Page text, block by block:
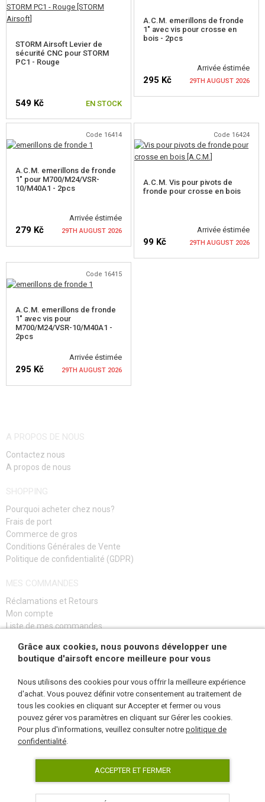
AUTO DÉFENSE, FORMATION, COUTEAUX
OUTDOOR, BUSHCRAFT
ARTICLES PROMOTIONNELS
MARCHANDISES ENDOMMAGÉES ET USAGÉES
NOUVEAUTÉS
PROMOTION
STORM Airsoft Levier de
sécurité CNC pour STORM
PC1 - Rouge
549 Kč EN STOCK
A.C.M. emerillons de fronde
1" avec vis pour crosse en
bois - 2pcs
Arrivée éstimée
295 Kč 29TH AUGUST 2026
VÉRIFIER LA DISPONIBILITÉ
Code 16414
A.C.M. emerillons de fronde
1" pour M700/M24/VSR-
10/M40A1 - 2pcs
Arrivée éstimée
279 Kč 29TH AUGUST 2026
VÉRIFIER LA DISPONIBILITÉ
Code 16424
A.C.M. Vis pour pivots de
fronde pour crosse en bois
Arrivée éstimée
99 Kč 29TH AUGUST 2026
Code 16415
A.C.M. emerillons de fronde
1" avec vis pour
M700/M24/VSR-10/M40A1 -
2pcs
Arrivée éstimée
295 Kč 29TH AUGUST 2026
A PROPOS DE NOUS
Contactez nous
A propos de nous
SHOPPING
Pourquoi acheter chez nous?
Frais de port
Commerce de gros
Conditions Générales de Vente
Politique de confidentialité (GDPR)
MES COMMANDES
Réclamations et Retours
Mon compte
Liste de mes commandes
S'INSCRIRE
NOUS SUIVRE
Grâce aux cookies, nous pouvons développer une
boutique d'airsoft encore meilleure pour vous
Nous utilisons des cookies pour vous offrir la meilleure expérience
d'achat. Vous pouvez définir votre consentement au traitement de
tous les cookies en cliquant sur Accepter et fermer ou vous
pouvez gérer vos paramètres en cliquant sur Gérer les cookies.
Pour plus d'informations, veuillez consulter notre politique de
confidentialité.
ACCEPTER ET FERMER